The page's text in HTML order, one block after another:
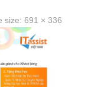
size: 691 × 336